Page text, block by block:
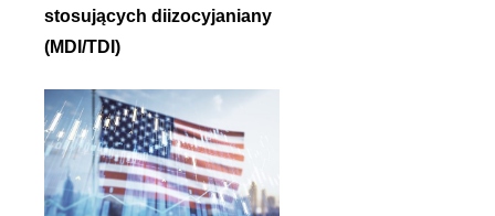
stosujących diizocyjaniany
(MDI/TDI)